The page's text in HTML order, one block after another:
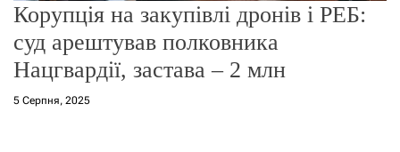
Корупція на закупівлі дронів і РЕБ:
суд арештував полковника
Нацгвардії, застава – 2 млн
5 Серпня, 2025